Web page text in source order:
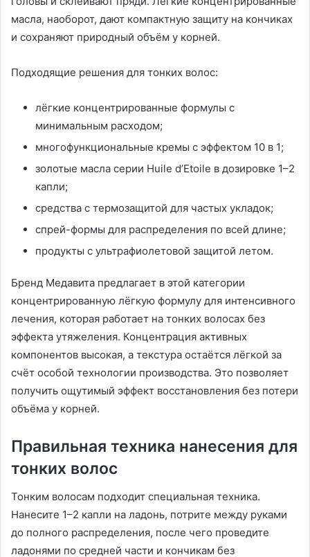
масла, наоборот, дают компактную защиту на кончиках
и сохраняют природный объём у корней.
Подходящие решения для тонких волос:
лёгкие концентрированные формулы с
минимальным расходом;
многофункциональные кремы с эффектом 10 в 1;
золотые масла серии Huile d’Etoile в дозировке 1–2
капли;
средства с термозащитой для частых укладок;
спрей-формы для распределения по всей длине;
продукты с ультрафиолетовой защитой летом.
Бренд Медавита предлагает в этой категории
концентрированную лёгкую формулу для интенсивного
лечения, которая работает на тонких волосах без
эффекта утяжеления. Концентрация активных
компонентов высокая, а текстура остаётся лёгкой за
счёт особой технологии производства. Это позволяет
получить ощутимый эффект восстановления без потери
объёма у корней.
Правильная техника нанесения для
тонких волос
Тонким волосам подходит специальная техника.
Нанесите 1–2 капли на ладонь, потрите между руками
до полного распределения, после чего проведите
ладонями по средней части и кончикам без